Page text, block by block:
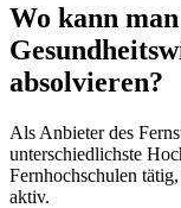
Wo kann
absolvieren?
Als Anbieter des
unterschiedlichste
Fernhochschulen
aktiv.